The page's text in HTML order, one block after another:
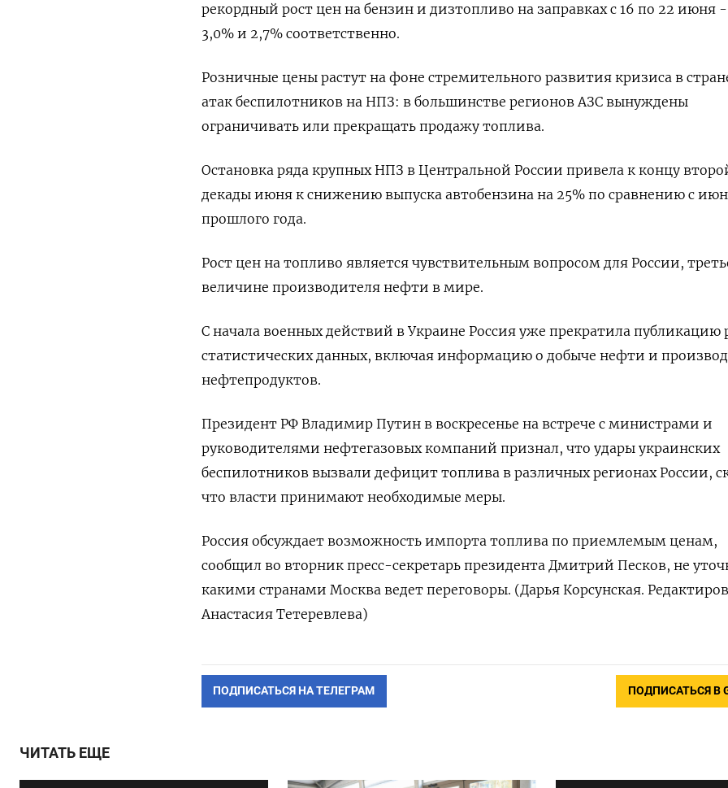
рекордный рост цен ‌на бензин и дизтопливо на заправках с 16 по 22 июня
3,0% и 2,7% соответственно.
Розничные цены растут ‌на фоне стремительного развития кризиса в
атак ​беспилотников на НПЗ: в большинстве регионов АЗС вынуждены
ограничивать или ‌прекращать продажу топлива.
Остановка ряда крупных НПЗ в Центральной России привела к концу
декады июня к снижению ​выпуска автобензина ​на 25% по сравнению ‌с
прошлого года.
Рост цен на топливо является ​чувствительным вопросом для России,
величине производителя нефти в мире.
С начала военных действий в Украине Россия уже прекратила публикацию
статистических данных, включая информацию о добыче нефти и
нефтепродуктов.
Президент РФ Владимир Путин в воскресенье на встрече с министрами ​и
руководителями нефтегазовых ⁠компаний признал, что удары украинских
беспилотников вызвали дефицит топлива в различных регионах России,
‌что власти принимают необходимые меры.
Россия обсуждает возможность импорта ‌топлива по приемлемым ценам,
сообщил во вторник пресс-секретарь президента Дмитрий Песков, ​не
какими странами Москва ведет ‌переговоры. (Дарья Корсунская.
Анастасия Тетеревлева)
ПОДПИСАТЬСЯ НА ТЕЛЕГРАМ ПОДПИСАТЬСЯ В
ЧИТАТЬ ЕЩЕ